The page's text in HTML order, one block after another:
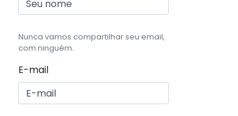
Nunca vamos compartilhar seu email,
com ninguém.
E-mail